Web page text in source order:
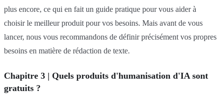
plus encore, ce qui en fait un guide pratique pour vous aider à
choisir le meilleur produit pour vos besoins. Mais avant de vous
lancer, nous vous recommandons de définir précisément vos propres
besoins en matière de rédaction de texte.
Chapitre 3 | Quels produits d'humanisation d'IA sont
gratuits ?